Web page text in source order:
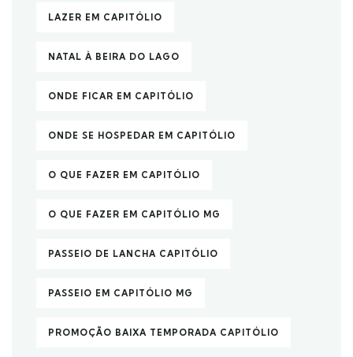
LAZER EM CAPITÓLIO
NATAL À BEIRA DO LAGO
ONDE FICAR EM CAPITÓLIO
ONDE SE HOSPEDAR EM CAPITÓLIO
O QUE FAZER EM CAPITÓLIO
O QUE FAZER EM CAPITÓLIO MG
PASSEIO DE LANCHA CAPITÓLIO
PASSEIO EM CAPITÓLIO MG
PROMOÇÃO BAIXA TEMPORADA CAPITÓLIO